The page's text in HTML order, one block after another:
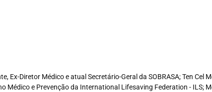
Ex-Diretor Médico e atual Secretário-Geral da SOBRASA; Ten Cel
Médico e Prevenção da International Lifesaving Federation - ILS;